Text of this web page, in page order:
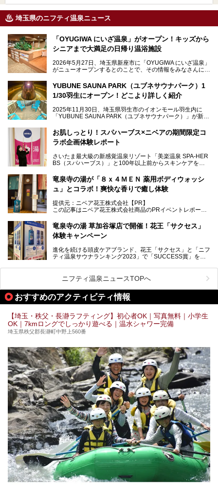
埼玉県のニフティ温泉ニュース
「OYUGIWA にいざ温泉」がオープン！キッズから
シニアまで大満足の日帰り温浴施設
2026年5月27日、埼玉県新座市に「OYUGIWA にいざ温泉」
がニューオープンするとのことで、その情報をみなさんにい
メインとなる黒湯の天然温泉や本格的なサウナをはじめ、4
種類のリラックスルームやお食事処、他施設とは一線を画す
てきました！
YUBUNE SAUNA PARK（ユブネサウナパーク）1
1/30羽生にオープン！どこより詳しく紹介
2025年11月30日、埼玉県羽生市のイオンモール羽生内に
「YUBUNE SAUNA PARK（ユブネサウナパーク）」が新規
今年の4月1日から楽久屋グループの一員となった「湯舞音
（ユブネ）」が新ブランド「YUBUNE SAUNA PARK」を立
湯舞音らしいサウナにこだわった遊び心満点の"銭湯×屋外サ
ウナ"施設で、男女別のお風呂のほか、水着やサウナ着で楽
ど、ユニークなポイントがいっぱい！
オープン前取材に行ってきましたので、早速どこより詳しく
紹介しちゃいます！
お肌しっとり！スパハーブス×ニベアの期間限定コ
ラボ企画体験レポート
さいたま最大級の新感覚温泉リゾート「美楽温泉 SPA-HER
BS（スパハーブス）」と100年以上前からスキンケアを考
読者モデルやインスタグラマーとして活躍している、美容＆
スパ大好きの畑瀬愛さんと取材してきました。
提供元：ニベア花王株式会社【PR】
この記事はニベア花王株式会社商品のPRイベントレポート
竜泉寺の湯が「８ｘ４ＭＥＮ 薬用ボディウォッシ
ュ」とコラボ！爽快な香りで癒し体験
提供元：ニベア花王株式会社【PR】
この記事はニベア花王株式会社商品のPRイベントレポート
ーーー
注目のボディウォッシュアイテム「８ｘ４ＭＥＮ 薬用ボデ
全国総合2位にランクインした人気温浴施設「竜泉寺の湯 草
加谷塚店」がコラボイベントを期間限定で開催中ということ
気になるその内容をチェックしてきました！
竜泉寺の湯 草加谷塚店で開催！花王「サクセス」
体験キャンペーン
進化を続ける頭皮ケアブランド、花王「サクセス」と「ニフ
ティ温泉サウナランキング2023」で「SUCCESS賞」を獲
ベントを開催。
早速訪問し、気になるその内容を取材してきました！
───
提供元：花王株式会社【PR】
す。
ニフティ温泉ニュースTOPへ
おすすめのアクティビティ情報
【埼玉・秩父・長瀞ラフティング】初心者OK｜写真無料｜小学生
OK｜7kmロングでしっかり遊べる｜温水シャワー完備
埼玉県秩父郡長瀞町中野上560番